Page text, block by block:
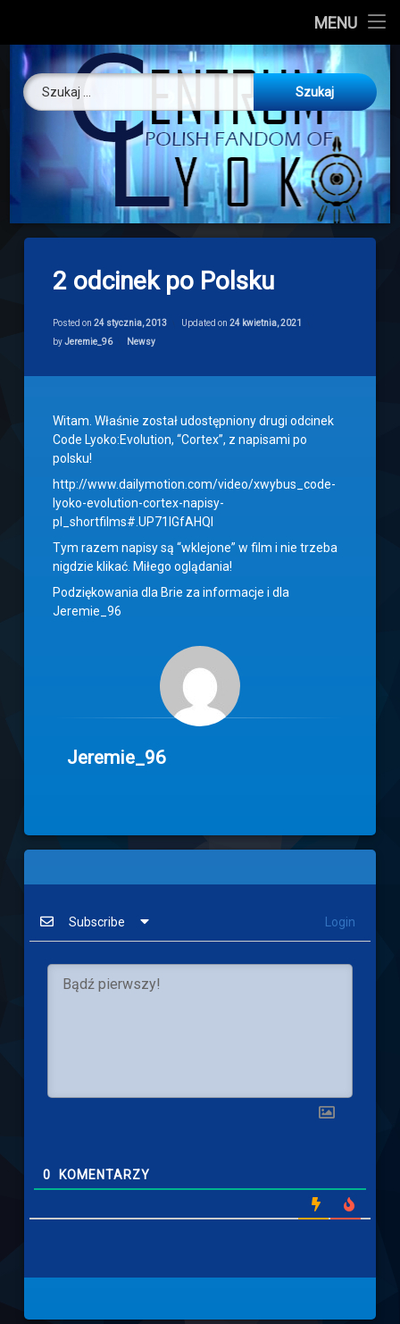
MENU
About us
O nas
Artykuły
Discord
Drogowskaz
Download
Skip
content
Centrum
Szukaj:
2 odcinek po Polsku
Posted on24 stycznia, 2013 Updated on24 kwietnia, 2021
byJeremie_96 Categories:
Newsy
Witam. Właśnie został udostępniony drugi odcinek
Code Lyoko:Evolution, “Cortex”, z napisami po
polsku!
http://www.dailymotion.com/video/xwybus_code-
lyoko-evolution-cortex-napisy-
pl_shortfilms#.UP71lGfAHQI
Tym razem napisy są “wklejone” w film i nie trzeba
nigdzie klikać. Miłego oglądania!
Podziękowania dla Brie za informacje i dla
Jeremie_96
Jeremie_96
Subscribe Login
0 KOMENTARZY